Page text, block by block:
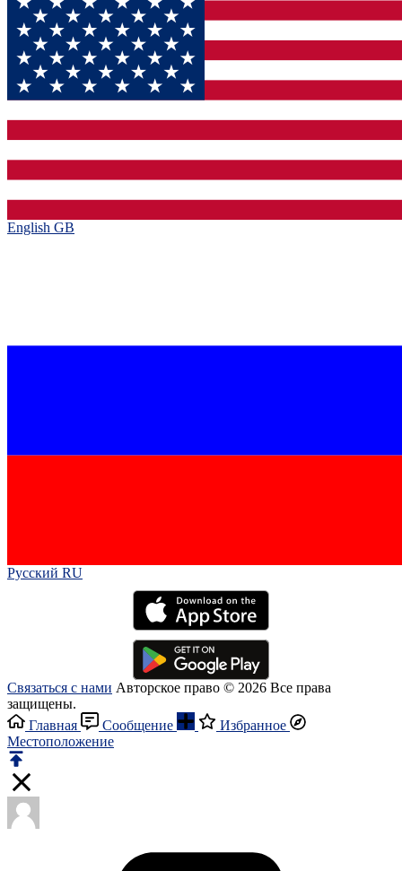
English GB‎
Русский RU‎
Связаться с нами Авторское право © 2026 Все права
защищены.
Главная
Сообщение
Избранное
Местоположение